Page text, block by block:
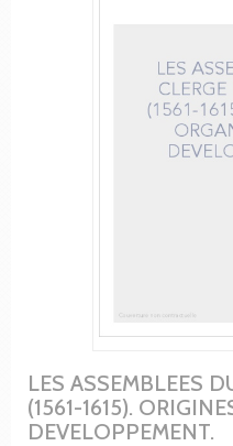
LES ASSEMBLEES
(1561-1615).
DEVELOPPEMENT.